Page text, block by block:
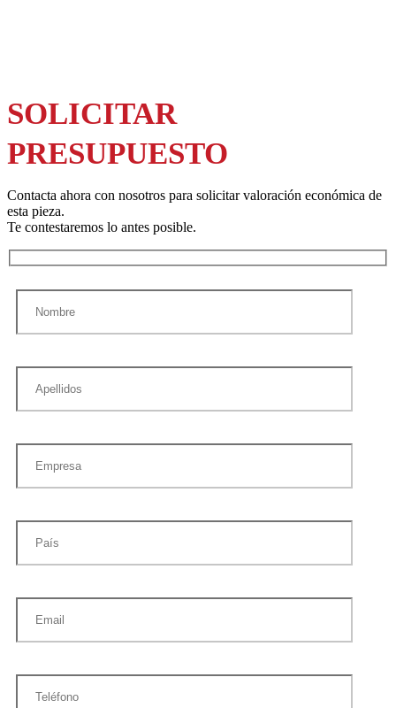
SOLICITAR
PRESUPUESTO
Contacta ahora con nosotros para solicitar valoración económica de
esta pieza.
Te contestaremos lo antes posible.